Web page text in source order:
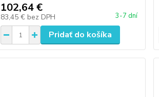
102,64 €
83,45 € bez DPH 3-7 dní
Pridať do košíka